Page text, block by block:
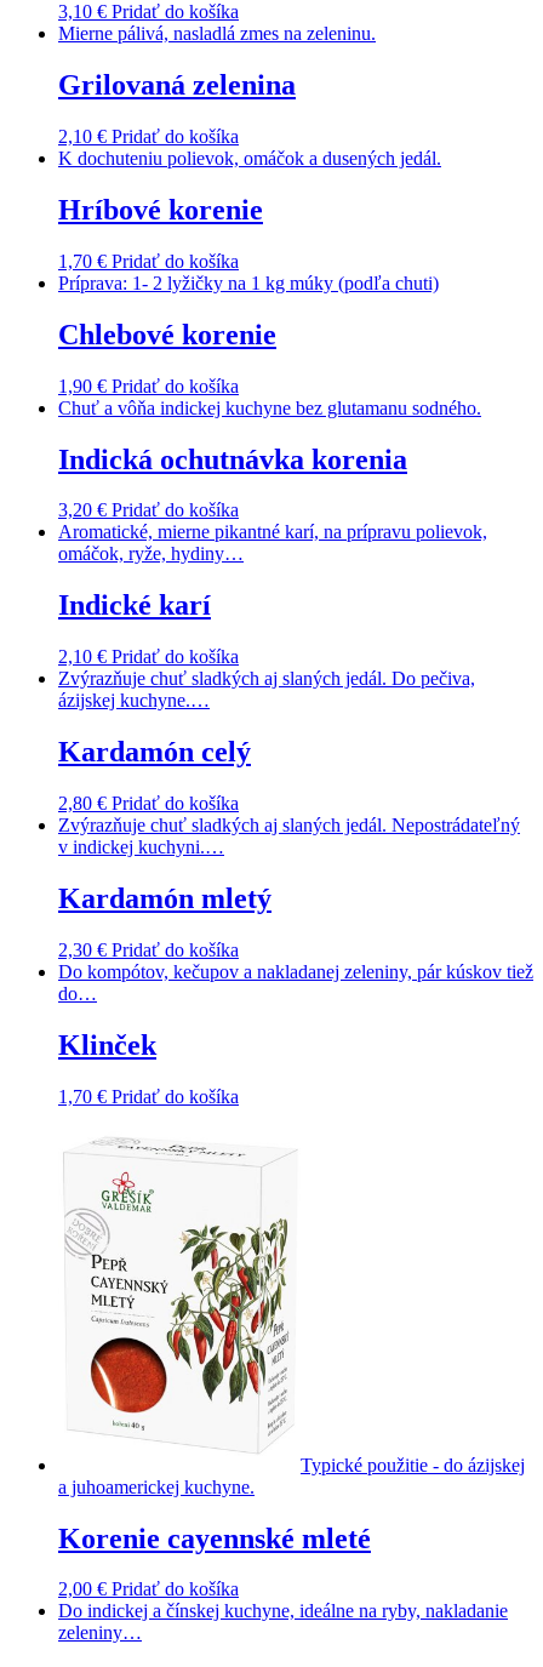
3,10 € Pridať do košíka
Mierne pálivá, nasladlá zmes na zeleninu.
Grilovaná zelenina
2,10 € Pridať do košíka
K dochuteniu polievok, omáčok a dusených jedál.
Hríbové korenie
1,70 € Pridať do košíka
Príprava: 1- 2 lyžičky na 1 kg múky (podľa chuti)
Chlebové korenie
1,90 € Pridať do košíka
Chuť a vôňa indickej kuchyne bez glutamanu sodného.
Indická ochutnávka korenia
3,20 € Pridať do košíka
Aromatické, mierne pikantné karí, na prípravu polievok,
omáčok, ryže, hydiny…
Indické karí
2,10 € Pridať do košíka
Zvýrazňuje chuť sladkých aj slaných jedál. Do pečiva,
ázijskej kuchyne.…
Kardamón celý
2,80 € Pridať do košíka
Zvýrazňuje chuť sladkých aj slaných jedál. Nepostrádateľný
v indickej kuchyni.…
Kardamón mletý
2,30 € Pridať do košíka
Do kompótov, kečupov a nakladanej zeleniny, pár kúskov tiež
do…
Klinček
1,70 € Pridať do košíka
Typické použitie - do ázijskej
a juhoamerickej kuchyne.
Korenie cayennské mleté
2,00 € Pridať do košíka
Do indickej a čínskej kuchyne, ideálne na ryby, nakladanie
zeleniny…